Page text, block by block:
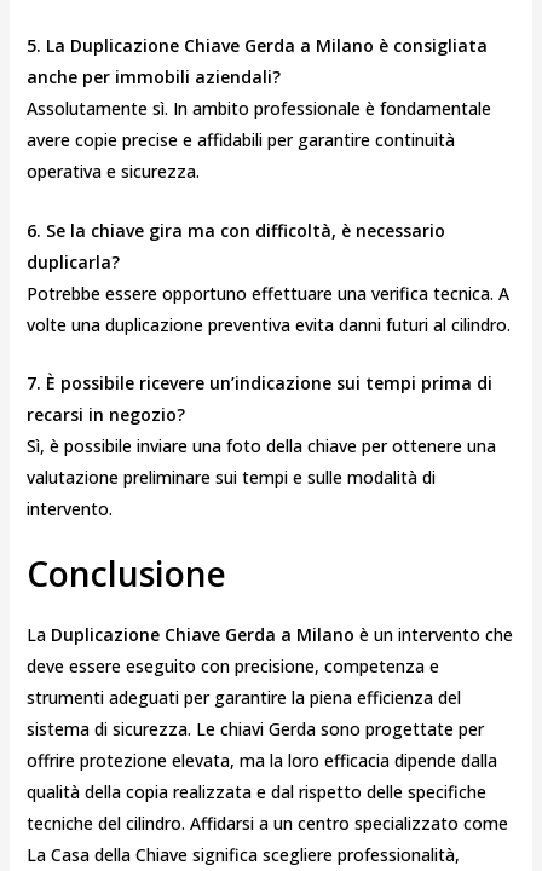
5. La Duplicazione Chiave Gerda a Milano è consigliata
anche per immobili aziendali?
Assolutamente sì. In ambito professionale è fondamentale
avere copie precise e affidabili per garantire continuità
operativa e sicurezza.
6. Se la chiave gira ma con difficoltà, è necessario
duplicarla?
Potrebbe essere opportuno effettuare una verifica tecnica. A
volte una duplicazione preventiva evita danni futuri al cilindro.
7. È possibile ricevere un’indicazione sui tempi prima di
recarsi in negozio?
Sì, è possibile inviare una foto della chiave per ottenere una
valutazione preliminare sui tempi e sulle modalità di
intervento.
Conclusione
La Duplicazione Chiave Gerda a Milano è un intervento che
deve essere eseguito con precisione, competenza e
strumenti adeguati per garantire la piena efficienza del
sistema di sicurezza. Le chiavi Gerda sono progettate per
offrire protezione elevata, ma la loro efficacia dipende dalla
qualità della copia realizzata e dal rispetto delle specifiche
tecniche del cilindro. Affidarsi a un centro specializzato come
La Casa della Chiave significa scegliere professionalità,